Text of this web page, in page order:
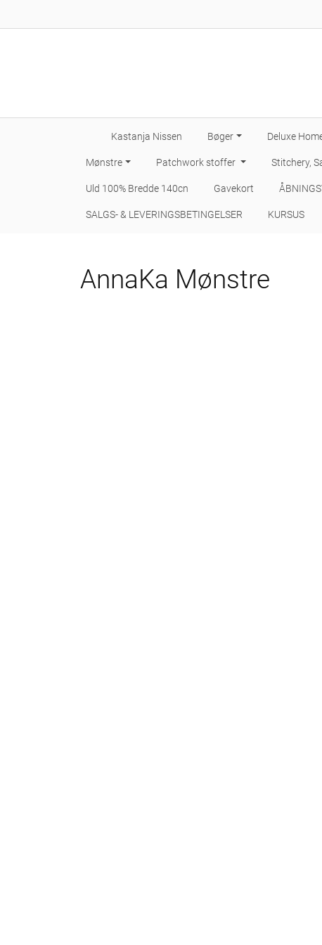
Kastanja Nissen Bøger Deluxe
Mønstre Patchwork stoffer Stitchery,
Uld 100% Bredde 140cn Gavekort
SALGS- & LEVERINGSBETINGELSER KURSUS
AnnaKa Mønstre